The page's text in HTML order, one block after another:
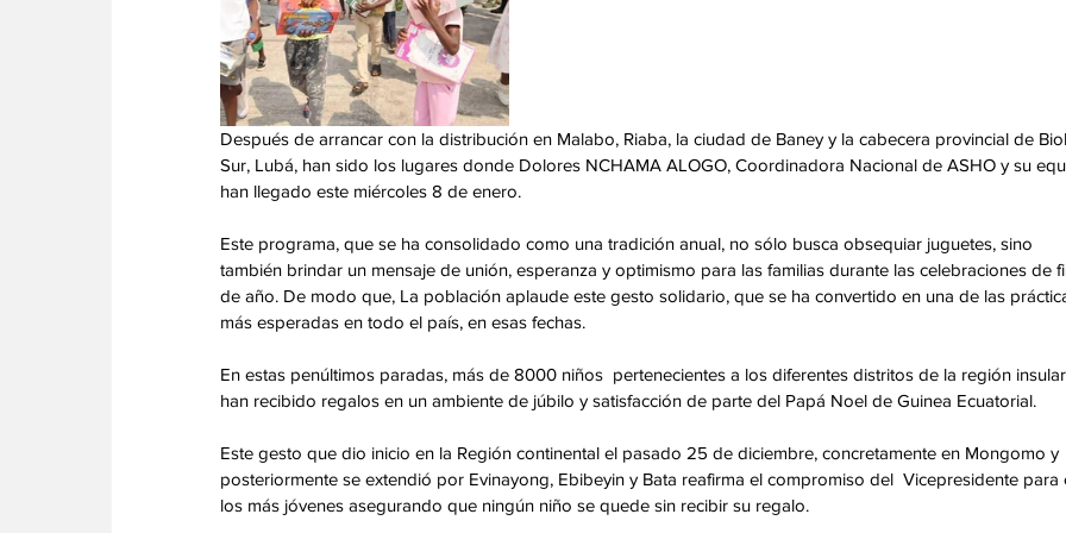
Después de arrancar con la distribución en Malabo, Riaba, la ciudad de Baney y la cabecera provincial de
Sur, Lubá, han sido los lugares donde Dolores NCHAMA ALOGO, Coordinadora Nacional de ASHO y su
han llegado este miércoles 8 de enero.
Este programa, que se ha consolidado como una tradición anual, no sólo busca obsequiar juguetes, sino
también brindar un mensaje de unión, esperanza y optimismo para las familias durante las celebraciones de
de año. De modo que, La población aplaude este gesto solidario, que se ha convertido en una de las
más esperadas en todo el país, en esas fechas.
En estas penúltimos paradas, más de 8000 niños  pertenecientes a los diferentes distritos de la región insular
han recibido regalos en un ambiente de júbilo y satisfacción de parte del Papá Noel de Guinea Ecuatorial.
Este gesto que dio inicio en la Región continental el pasado 25 de diciembre, concretamente en Mongomo y
posteriormente se extendió por Evinayong, Ebibeyin y Bata reafirma el compromiso del  Vicepresidente para
los más jóvenes asegurando que ningún niño se quede sin recibir su regalo.